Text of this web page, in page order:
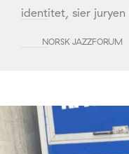
identitet, sier juryen
NORSK JAZZFORUM